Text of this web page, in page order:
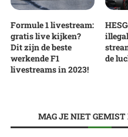
Formule 1 livestream:
gratis live kijken?
Dit zijn de beste
werkende F1
livestreams in 2023!
de
MAG JE NIET GEMIST